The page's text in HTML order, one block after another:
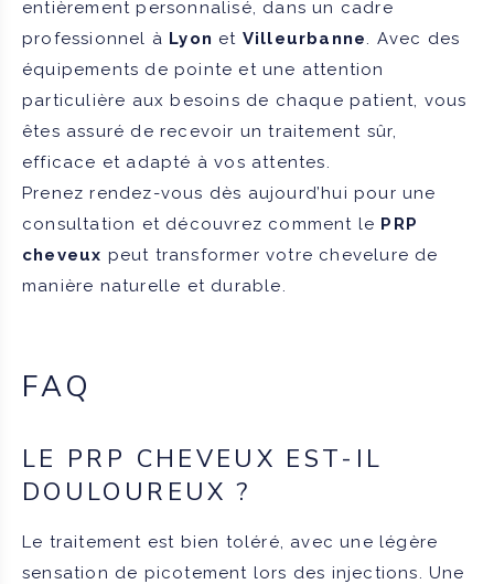
entièrement personnalisé, dans un cadre
professionnel à Lyon et Villeurbanne. Avec des
équipements de pointe et une attention
particulière aux besoins de chaque patient, vous
êtes assuré de recevoir un traitement sûr,
efficace et adapté à vos attentes.
Prenez rendez-vous dès aujourd’hui pour une
consultation et découvrez comment le PRP
cheveux peut transformer votre chevelure de
manière naturelle et durable.
FAQ
LE PRP CHEVEUX EST-IL
DOULOUREUX ?
Le traitement est bien toléré, avec une légère
sensation de picotement lors des injections. Une